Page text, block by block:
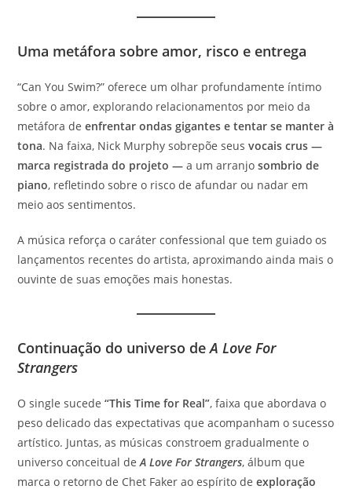
Uma metáfora sobre amor, risco e entrega
“Can You Swim?” oferece um olhar profundamente íntimo
sobre o amor, explorando relacionamentos por meio da
metáfora deenfrentar ondas gigantes e tentar se manter à
tona. Na faixa, Nick Murphy sobrepõe seusvocais crus —
marca registrada do projeto — a um arranjosombrio de
piano, refletindo sobre o risco de afundar ou nadar em
meio aos sentimentos.
A música reforça o caráter confessional que tem guiado os
lançamentos recentes do artista, aproximando ainda mais o
ouvinte de suas emoções mais honestas.
Continuação do universo deA Love For
Strangers
O single sucede“This Time for Real”, faixa que abordava o
peso delicado das expectativas que acompanham o sucesso
artístico. Juntas, as músicas constroem gradualmente o
universo conceitual deA Love For Strangers, álbum que
marca o retorno de Chet Faker ao espírito deexploração